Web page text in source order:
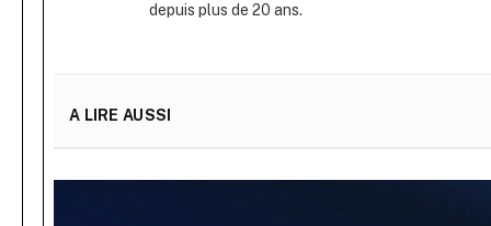
depuis plus de 20 ans.
A LIRE AUSSI